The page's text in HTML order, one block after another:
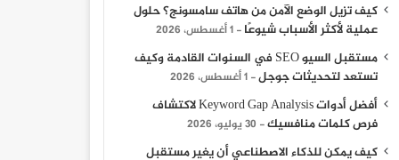
السبت المقبل
كيف تزيل الوضع الآمن من هاتف سامسونج؟ حلول
عملية لأكثر الأسباب شيوعًا
1 أغسطس، 2026
مستقبل السيو SEO في السنوات القادمة وكيف
تستعد لتحديثات جوجل
1 أغسطس، 2026
أفضل أدوات Keyword Gap Analysis لاكتشاف
فرص كلمات منافسيك
30 يوليو، 2026
كيف يمكن للذكاء الاصطناعي أن يغير مستقبل